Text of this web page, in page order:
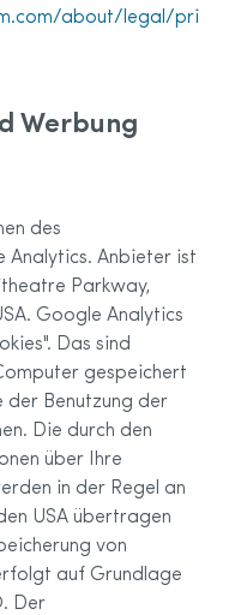
about/legal/pri
Werbung
des
Analytics. Anbieter ist
Parkway,
Google Analytics
Das sind
gespeichert
der Benutzung der
Die durch den
über Ihre
in der Regel an
USA übertragen
von
auf Grundlage
Der